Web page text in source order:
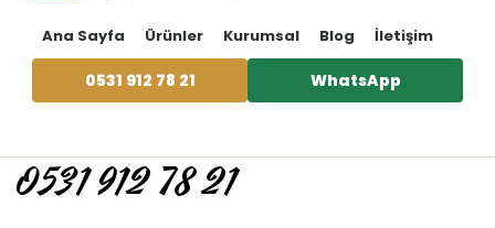
Ana Sayfa Ürünler Kurumsal Blog İletişim
0531 912 78 21 WhatsApp
0531 912 78 21